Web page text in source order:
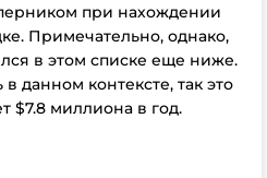
при нахождении
Примечательно, однако,
в этом списке еще ниже.
данном контексте, так это
$7.8 миллиона в год.